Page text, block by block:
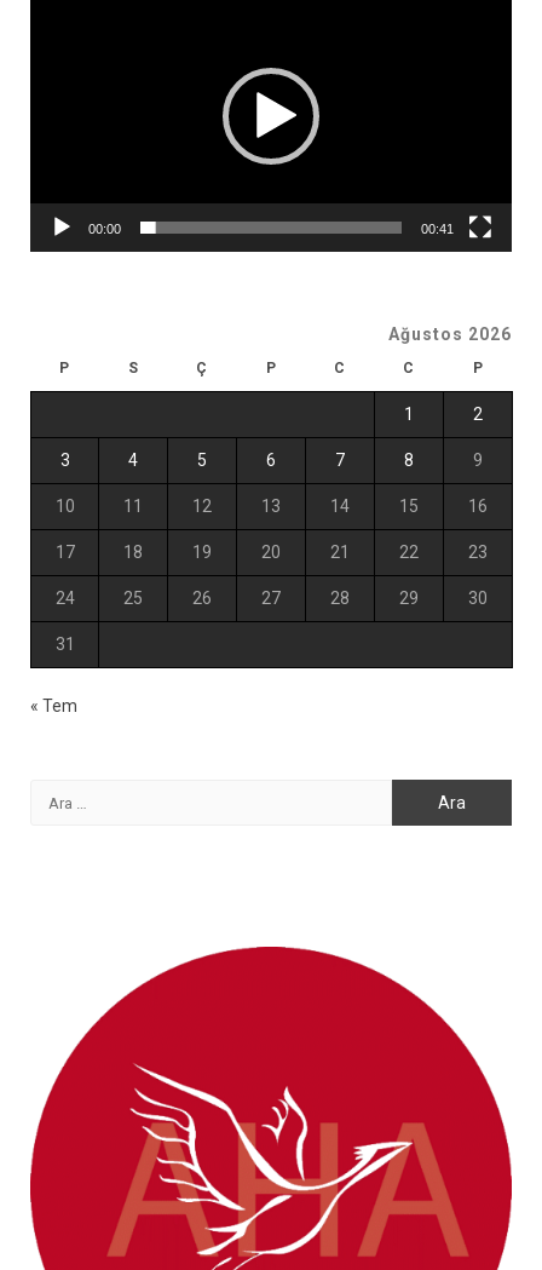
00:00 00:41
Ağustos 2026
P S Ç P C C P
1 2
3 4 5 6 7 8 9
10 11 12 13 14 15 16
17 18 19 20 21 22 23
24 25 26 27 28 29 30
31
« Tem